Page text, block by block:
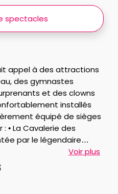
appel à des attractions
des gymnastes
et des clowns
équipé de sièges
par le légendaire
Chameaux de Sibérie et
Demchukova, • Le
• L’envoûtant Ballet
Voir plus
spectacles